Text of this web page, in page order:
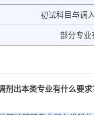
初试科目与调
部分专业
出本类专业有什么要求